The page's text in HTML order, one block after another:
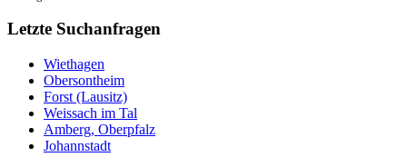
Letzte Suchanfragen
Wiethagen
Obersontheim
Forst (Lausitz)
Weissach im Tal
Amberg, Oberpfalz
Johannstadt